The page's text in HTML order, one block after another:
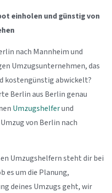
einholen und günstig von
nach Mannheim und
Umzugsunternehmen, das
kostengünstig abwickelt?
Berlin aus Berlin genau
Umzugshelferund
von Berlin nach
Umzugshelfern steht dir bei
es um die Planung,
deines Umzugs geht, wir